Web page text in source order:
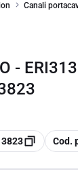
Canali
-
copia
Cod.